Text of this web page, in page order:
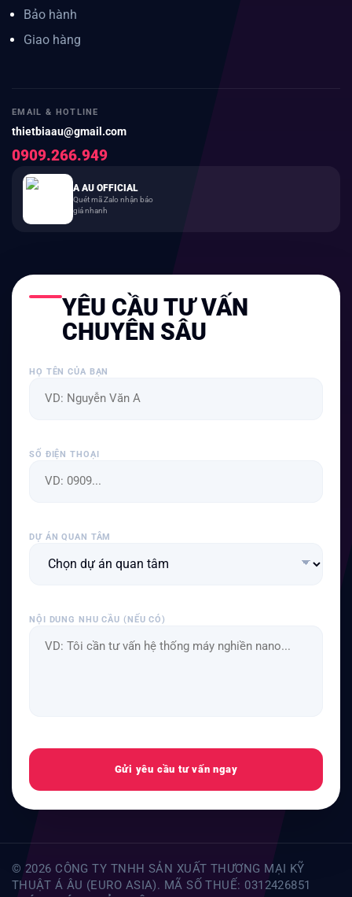
Bảo hành
Giao hàng
EMAIL & HOTLINE
thietbiaau@gmail.com
0909.266.949
A AU OFFICIAL
Quét mã Zalo nhận báo
giá nhanh
YÊU CẦU TƯ VẤN
CHUYÊN SÂU
HỌ TÊN CỦA BẠN
SỐ ĐIỆN THOẠI
DỰ ÁN QUAN TÂM
NỘI DUNG NHU CẦU (NẾU CÓ)
Gửi yêu cầu tư vấn ngay
© 2026 CÔNG TY TNHH SẢN XUẤT THƯƠNG MẠI KỸ
THUẬT Á ÂU (EURO ASIA). MÃ SỐ THUẾ: 0312426851